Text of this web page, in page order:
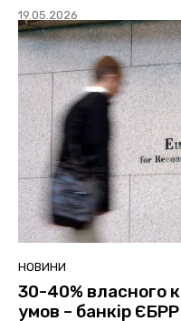
19.05.2026
НОВИНИ
30-40% власного
умов – банкір